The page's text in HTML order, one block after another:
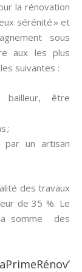
la rénovation
sérénité » et
sous
aux les plus
suivantes :
bailleur, être
;
par un artisan
des travaux
de 35 %. Le
somme des